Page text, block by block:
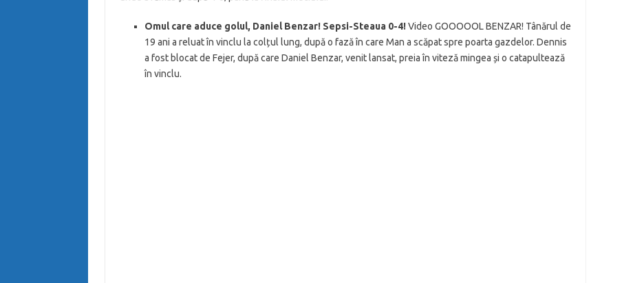
Omul care aduce golul, Daniel Benzar! Sepsi-Steaua 0-4!Video GOOOOOL BENZAR! Tânărul de
19 ani a reluat în vinclu la colțul lung, după o fază în care Man a scăpat spre poarta gazdelor. Dennis
a fost blocat de Fejer, după care Daniel Benzar, venit lansat, preia în viteză mingea și o catapultează
în vinclu.